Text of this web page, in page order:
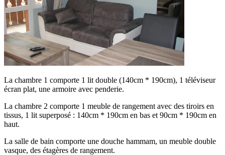
La chambre 1 comporte 1 lit double (140cm * 190cm), 1 téléviseur
écran plat, une armoire avec penderie.
La chambre 2 comporte 1 meuble de rangement avec des tiroirs en
tissus, 1 lit superposé : 140cm * 190cm en bas et 90cm * 190cm en
haut.
La salle de bain comporte une douche hammam, un meuble double
vasque, des étagères de rangement.